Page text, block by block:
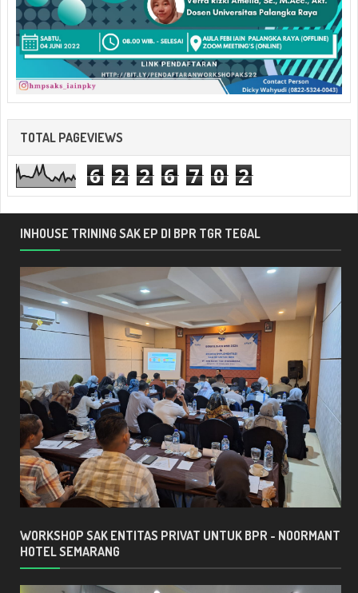
TOTAL PAGEVIEWS
6 2 2 6 7 0 2
INHOUSE TRINING SAK EP DI BPR TGR TEGAL
WORKSHOP SAK ENTITAS PRIVAT UNTUK BPR - NOORMANT
HOTEL SEMARANG